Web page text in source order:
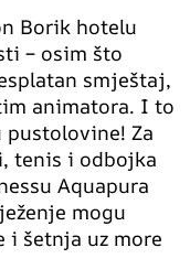
Borik hotelu
– osim što
smještaj,
animatora. I to
pustolovine! Za
tenis i odbojka
Aquapura
mogu
i šetnja uz more